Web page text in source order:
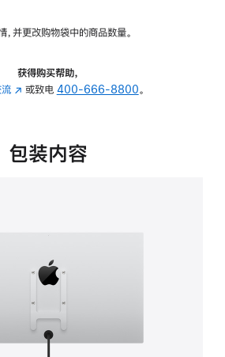
并更改购物袋中的商品数量。
获得购买帮助，
流 (在
中
或致电 400-666-8800。
包装内容